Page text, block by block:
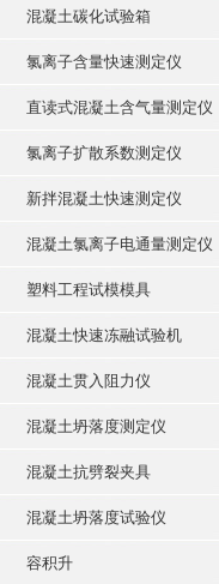
混凝土碳化试验箱
氯离子含量快速测定仪
直读式混凝土含气量测定仪
氯离子扩散系数测定仪
新拌混凝土快速测定仪
混凝土氯离子电通量测定仪
塑料工程试模模具
混凝土快速冻融试验机
混凝土贯入阻力仪
混凝土坍落度测定仪
混凝土抗劈裂夹具
混凝土坍落度试验仪
容积升